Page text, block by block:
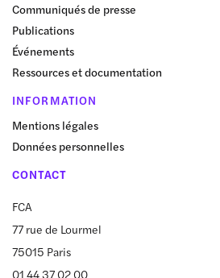
Communiqués de presse
Publications
Événements
Ressources et documentation
INFORMATION
Mentions légales
Données personnelles
CONTACT
FCA
77 rue de Lourmel
75015 Paris
01 44 37 02 00